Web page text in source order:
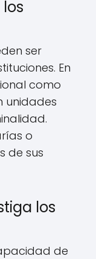
ser
En
como
unidades
o
de sus
los
de